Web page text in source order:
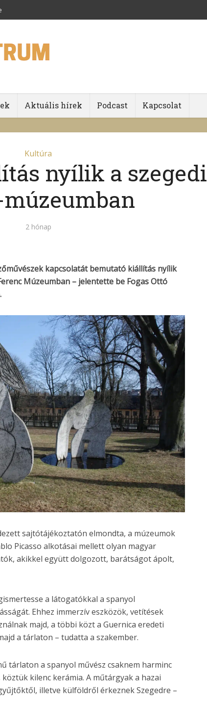
Aktuális hírek Podcast Kapcsolat
Kultúra
nyílik a szegedi
2 hónap
kapcsolatát bemutató kiállítás nyílik
Múzeumban – jelentette be Fogas Ottó
sajtótájékoztatón elmondta, a múzeumok
Picasso alkotásai mellett olyan magyar
akikkel együtt dolgozott, barátságot ápolt,
a látogatókkal a spanyol
Ehhez immerzív eszközök, vetítések
majd, a többi közt a Guernica eredeti
a tárlaton – tudatta a szakember.
tárlaton a spanyol művész csaknem harminc
kilenc kerámia. A műtárgyak a hazai
illetve külföldről érkeznek Szegedre –